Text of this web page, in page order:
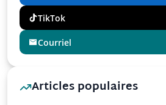
TikTok
Courriel
Articles populaires